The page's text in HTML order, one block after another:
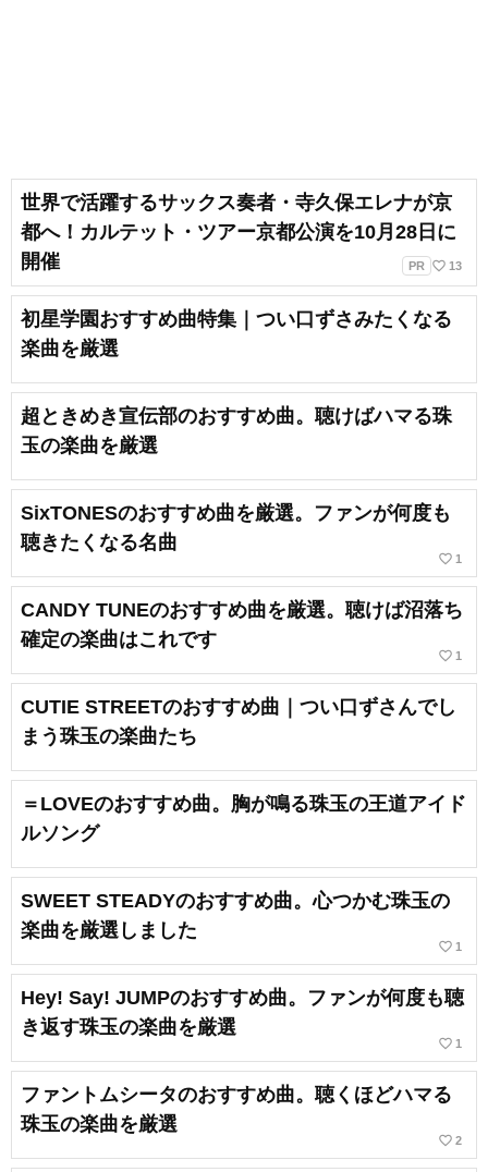
世界で活躍するサックス奏者・寺久保エレナが京
都へ！カルテット・ツアー京都公演を10月28日に
開催
PR favorite_border 13
初星学園おすすめ曲特集｜つい口ずさみたくなる
楽曲を厳選
超ときめき宣伝部のおすすめ曲。聴けばハマる珠
玉の楽曲を厳選
SixTONESのおすすめ曲を厳選。ファンが何度も
聴きたくなる名曲
favorite_border 1
CANDY TUNEのおすすめ曲を厳選。聴けば沼落ち
確定の楽曲はこれです
favorite_border 1
CUTIE STREETのおすすめ曲｜つい口ずさんでし
まう珠玉の楽曲たち
＝LOVEのおすすめ曲。胸が鳴る珠玉の王道アイド
ルソング
SWEET STEADYのおすすめ曲。心つかむ珠玉の
楽曲を厳選しました
favorite_border 1
Hey! Say! JUMPのおすすめ曲。ファンが何度も聴
き返す珠玉の楽曲を厳選
favorite_border 1
ファントムシータのおすすめ曲。聴くほどハマる
珠玉の楽曲を厳選
favorite_border 2